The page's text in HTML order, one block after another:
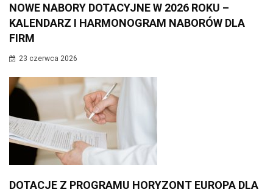
NOWE NABORY DOTACYJNE W 2026 ROKU –
KALENDARZ I HARMONOGRAM NABORÓW DLA
FIRM
23 czerwca 2026
DOTACJE Z PROGRAMU HORYZONT EUROPA DLA